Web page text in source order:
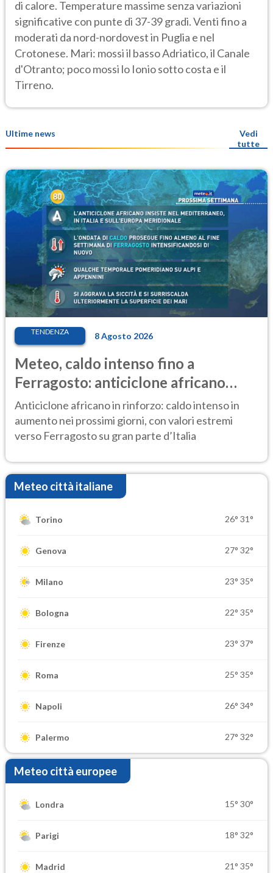
di calore. Temperature massime senza variazioni
significative con punte di 37-39 gradi. Venti fino a
moderati da nord-nordovest in Puglia e nel
Crotonese. Mari: mossi il basso Adriatico, il Canale
d'Otranto; poco mossi lo Ionio sotto costa e il
Tirreno.
Ultime news
Vedi
tutte
TENDENZA 8 Agosto 2026
Meteo, caldo intenso fino a
Ferragosto: anticiclone africano
ancora protagonista
Anticiclone africano in rinforzo: caldo intenso in
aumento nei prossimi giorni, con valori estremi
verso Ferragosto su gran parte d’Italia
Meteo città italiane
Torino 26° 31°
Genova 27° 32°
Milano 23° 35°
Bologna 22° 35°
Firenze 23° 37°
Roma 25° 35°
Napoli 26° 34°
Palermo 27° 32°
Meteo città europee
Londra 15° 30°
Parigi 18° 32°
Madrid 21° 35°